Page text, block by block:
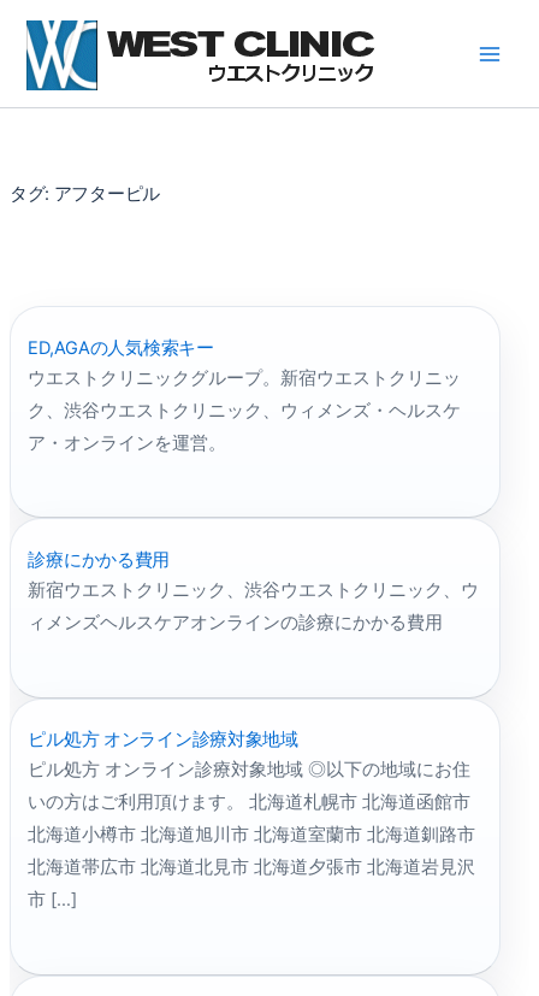
プタグ: アフターピル
ED,AGAの人気検索キー
ウエストクリニックグループ。新宿ウエストクリニッ
ク、渋谷ウエストクリニック、ウィメンズ・ヘルスケ
ア・オンラインを運営。
診療にかかる費用
新宿ウエストクリニック、渋谷ウエストクリニック、ウ
ィメンズヘルスケアオンラインの診療にかかる費用
ピル処方 オンライン診療対象地域
ピル処方 オンライン診療対象地域 ◎以下の地域にお住
いの方はご利用頂けます。 北海道札幌市 北海道函館市
北海道小樽市 北海道旭川市 北海道室蘭市 北海道釧路市
北海道帯広市 北海道北見市 北海道夕張市 北海道岩見沢
市 […]